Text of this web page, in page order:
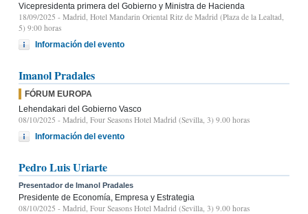
Vicepresidenta primera del Gobierno y Ministra de Hacienda
18/09/2025 - Madrid, Hotel Mandarin Oriental Ritz de Madrid (Plaza de la Lealtad,
5) 9:00 horas
Información del evento
Imanol Pradales
FÓRUM EUROPA
Lehendakari del Gobierno Vasco
08/10/2025 - Madrid, Four Seasons Hotel Madrid (Sevilla, 3) 9.00 horas
Información del evento
Pedro Luis Uriarte
Presentador de Imanol Pradales
Presidente de Economía, Empresa y Estrategia
08/10/2025 - Madrid, Four Seasons Hotel Madrid (Sevilla, 3) 9.00 horas